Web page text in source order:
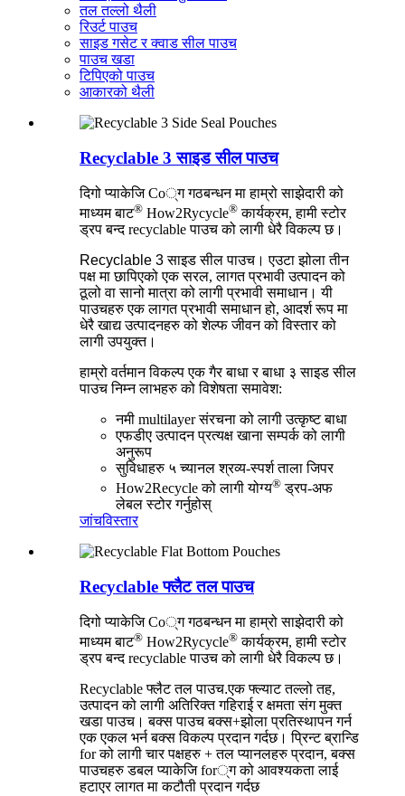
तल तल्लो थैली
रिउर्ट पाउच
साइड गसेट र क्वाड सील पाउच
पाउच खडा
टिपिएको पाउच
आकारको थैली
Recyclable 3 साइड सील पाउच
दिगो प्याकेजि Co्ग गठबन्धन मा हाम्रो साझेदारी को
माध्यम बाट® How2Rycycle® कार्यक्रम, हामी स्टोर
ड्रप बन्द recyclable पाउच को लागी धेरै विकल्प छ।
Recyclable 3 साइड सील पाउच । एउटा झोला तीन
पक्ष मा छापिएको एक सरल, लागत प्रभावी उत्पादन को
ठूलो वा सानो मात्रा को लागी प्रभावी समाधान। यी
पाउचहरु एक लागत प्रभावी समाधान हो, आदर्श रूप मा
धेरै खाद्य उत्पादनहरु को शेल्फ जीवन को विस्तार को
लागी उपयुक्त।
हाम्रो वर्तमान विकल्प एक गैर बाधा र बाधा ३ साइड सील
पाउच निम्न लाभहरु को विशेषता समावेश:
नमी multilayer संरचना को लागी उत्कृष्ट बाधा
एफडीए उत्पादन प्रत्यक्ष खाना सम्पर्क को लागी
अनुरूप
सुविधाहरु ५ च्यानल श्रव्य-स्पर्श ताला जिपर
How2Recycle को लागी योग्य® ड्रप-अफ
लेबल स्टोर गर्नुहोस्
जांचविस्तार
Recyclable फ्लैट तल पाउच
दिगो प्याकेजि Co्ग गठबन्धन मा हाम्रो साझेदारी को
माध्यम बाट® How2Rycycle® कार्यक्रम, हामी स्टोर
ड्रप बन्द recyclable पाउच को लागी धेरै विकल्प छ।
Recyclable फ्लैट तल पाउच.एक फ्ल्याट तल्लो तह,
उत्पादन को लागी अतिरिक्त गहिराई र क्षमता संग मुक्त
खडा पाउच। बक्स पाउच बक्स+झोला प्रतिस्थापन गर्न
एक एकल भर्न बक्स विकल्प प्रदान गर्दछ। प्रिन्ट ब्रान्डि
for को लागी चार पक्षहरु + तल प्यानलहरु प्रदान, बक्स
पाउचहरु डबल प्याकेजि for्ग को आवश्यकता लाई
हटाएर लागत मा कटौती प्रदान गर्दछ